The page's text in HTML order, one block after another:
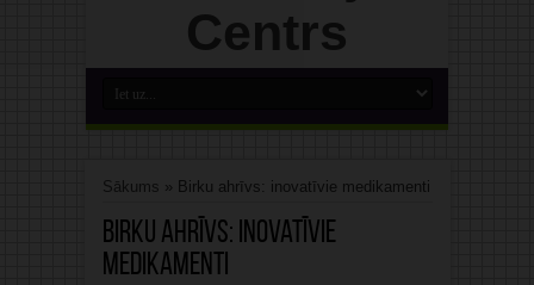
Sākums » Birku ahrīvs: inovatīvie medikamenti
Birku ahrīvs: inovatīvie
medikamenti